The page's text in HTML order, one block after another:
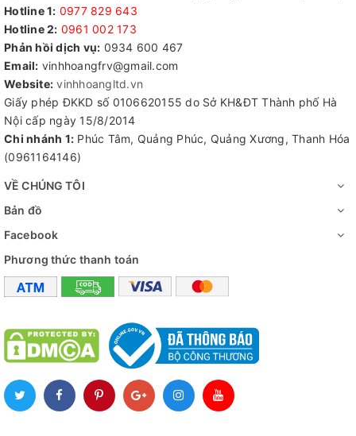
Hotline 1: 0977 829 643
Hotline 2: 0961 002 173​
Phản hồi dịch vụ: 0934 600 467
Email: vinhhoangfrv@gmail.com
Website: vinhhoangltd.vn
Giấy phép ĐKKD số 0106620155 do Sở KH&ĐT Thành phố Hà
Nội cấp ngày 15/8/2014
Chi nhánh 1: Phúc Tâm, Quảng Phúc, Quảng Xương, Thanh Hóa
(0961164146)
VỀ CHÚNG TÔI
Bản đồ
Facebook
Phương thức thanh toán